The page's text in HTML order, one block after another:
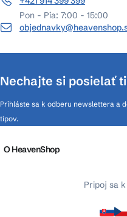
Pon - Pia: 7:00 - 15:00
Nechajte si posielať
Prihláste sa k odberu newslettera a
tipov.
O HeavenShop
Pripoj sa